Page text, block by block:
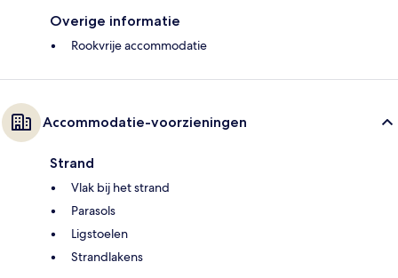
Overige informatie
Rookvrije accommodatie
Accommodatie-voorzieningen
Strand
Vlak bij het strand
Parasols
Ligstoelen
Strandlakens